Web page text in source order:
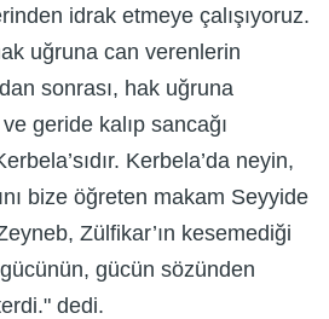
idrak etmeye çalışıyoruz.
uğruna can verenlerin
sonrası, hak uğruna
geride kalıp sancağı
Kerbela’da neyin,
bize öğreten makam Seyyide
Zülfikar’ın kesemediği
gücün sözünden
dedi.